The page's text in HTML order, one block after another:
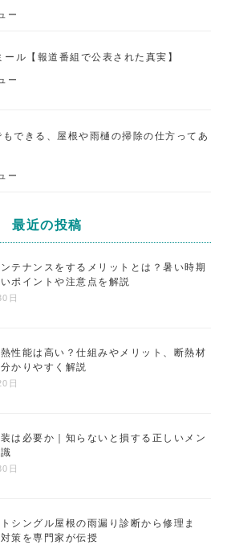
ー
ル【報道番組で公表された真実】
ー
できる、屋根や雨樋の掃除の仕方ってあ
ー
最近の投稿
テナンスをするメリットとは？暑い時期
ポイントや注意点を解説
日
性能は高い？仕組みやメリット、断熱材
かりやすく解説
日
は必要か｜知らないと損する正しいメン
日
シングル屋根の雨漏り診断から修理ま
策を専門家が伝授